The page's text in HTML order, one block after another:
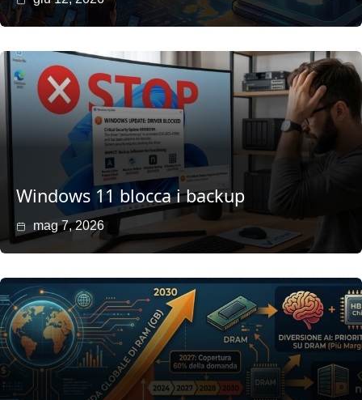
Windows 11 blocca i backup
mag 7, 2026